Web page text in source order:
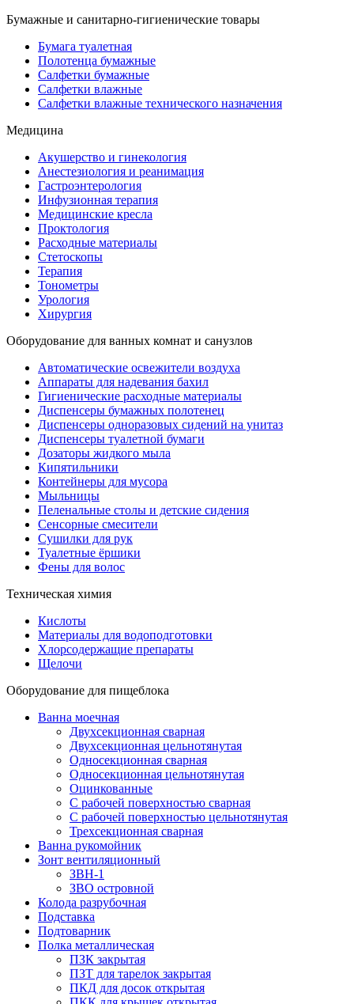
Бумажные и санитарно-гигиенические товары
Бумага туалетная
Полотенца бумажные
Салфетки бумажные
Салфетки влажные
Салфетки влажные технического назначения
Медицина
Акушерство и гинекология
Анестезиология и реанимация
Гастроэнтерология
Инфузионная терапия
Медицинские кресла
Проктология
Расходные материалы
Стетоскопы
Терапия
Тонометры
Урология
Хирургия
Оборудование для ванных комнат и санузлов
Автоматические освежители воздуха
Аппараты для надевания бахил
Гигиенические расходные материалы
Диспенсеры бумажных полотенец
Диспенсеры одноразовых сидений на унитаз
Диспенсеры туалетной бумаги
Дозаторы жидкого мыла
Кипятильники
Контейнеры для мусора
Мыльницы
Пеленальные столы и детские сидения
Сенсорные смесители
Сушилки для рук
Туалетные ёршики
Фены для волос
Техническая химия
Кислоты
Материалы для водоподготовки
Хлорсодержащие препараты
Щелочи
Оборудование для пищеблока
Ванна моечная
Двухсекционная сварная
Двухсекционная цельнотянутая
Односекционная сварная
Односекционная цельнотянутая
Оцинкованные
С рабочей поверхностью сварная
С рабочей поверхностью цельнотянутая
Трехсекционная сварная
Ванна рукомойник
Зонт вентиляционный
ЗВН-1
ЗВО островной
Колода разрубочная
Подставка
Подтоварник
Полка металлическая
ПЗК закрытая
ПЗТ для тарелок закрытая
ПКД для досок открытая